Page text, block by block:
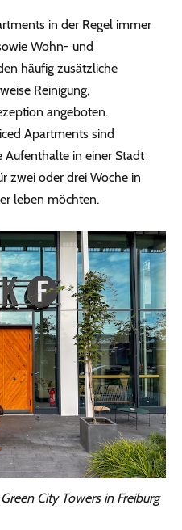
in der Regel immer
Wohn- und
häufig zusätzliche
Reinigung,
angeboten.
Apartments sind
Aufenthalte in einer Stadt
zwei oder drei Woche in
leben möchten.
City Towers in Freiburg